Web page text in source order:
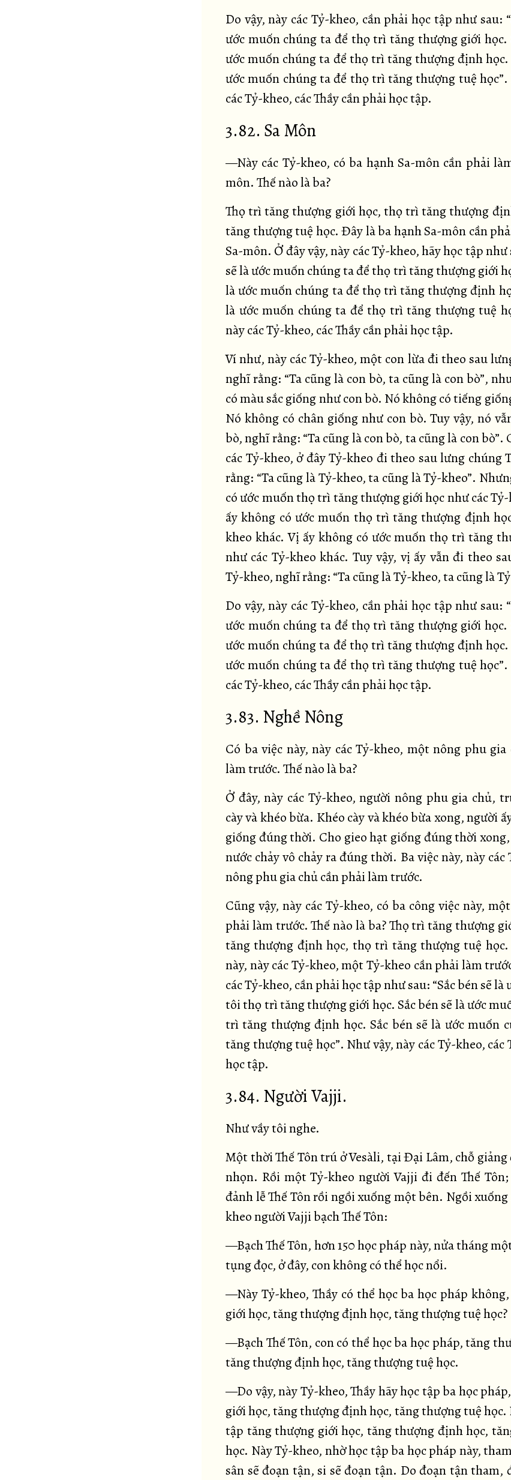
Do vậy, này các Tỷ-kheo, cần phải học tập như sau:
ước muốn chúng ta để thọ trì tăng thượng giới học.
ước muốn chúng ta để thọ trì tăng thượng định học.
ước muốn chúng ta để thọ trì tăng thượng tuệ học”.
các Tỷ-kheo, các Thầy cần phải học tập.
3.82. Sa Môn
—Này các Tỷ-kheo, có ba hạnh Sa-môn cần phải
môn. Thế nào là ba?
Thọ trì tăng thượng giới học, thọ trì tăng thượng
tăng thượng tuệ học. Đây là ba hạnh Sa-môn cần
Sa-môn. Ở đây vậy, này các Tỷ-kheo, hãy học tập như
sẽ là ước muốn chúng ta để thọ trì tăng thượng giới
là ước muốn chúng ta để thọ trì tăng thượng định
là ước muốn chúng ta để thọ trì tăng thượng tuệ
này các Tỷ-kheo, các Thầy cần phải học tập.
Ví như, này các Tỷ-kheo, một con lừa đi theo sau
nghĩ rằng: “Ta cũng là con bò, ta cũng là con bò”,
có màu sắc giống như con bò. Nó không có tiếng
Nó không có chân giống như con bò. Tuy vậy, nó
bò, nghĩ rằng: “Ta cũng là con bò, ta cũng là con bò”.
các Tỷ-kheo, ở đây Tỷ-kheo đi theo sau lưng chúng
rằng: “Ta cũng là Tỷ-kheo, ta cũng là Tỷ-kheo”.
có ước muốn thọ trì tăng thượng giới học như các
ấy không có ước muốn thọ trì tăng thượng định
kheo khác. Vị ấy không có ước muốn thọ trì tăng
như các Tỷ-kheo khác. Tuy vậy, vị ấy vẫn đi theo
Tỷ-kheo, nghĩ rằng: “Ta cũng là Tỷ-kheo, ta cũng là
Do vậy, này các Tỷ-kheo, cần phải học tập như sau:
ước muốn chúng ta để thọ trì tăng thượng giới học.
ước muốn chúng ta để thọ trì tăng thượng định học.
ước muốn chúng ta để thọ trì tăng thượng tuệ học”.
các Tỷ-kheo, các Thầy cần phải học tập.
3.83. Nghề Nông
Có ba việc này, này các Tỷ-kheo, một nông phu
làm trước. Thế nào là ba?
Ở đây, này các Tỷ-kheo, người nông phu gia chủ,
cày và khéo bừa. Khéo cày và khéo bừa xong, người
giống đúng thời. Cho gieo hạt giống đúng thời
nước chảy vô chảy ra đúng thời. Ba việc này, này
nông phu gia chủ cần phải làm trước.
Cũng vậy, này các Tỷ-kheo, có ba công việc này,
phải làm trước. Thế nào là ba? Thọ trì tăng thượng
tăng thượng định học, thọ trì tăng thượng tuệ học.
này, này các Tỷ-kheo, một Tỷ-kheo cần phải làm
các Tỷ-kheo, cần phải học tập như sau: “Sắc bén sẽ là
tôi thọ trì tăng thượng giới học. Sắc bén sẽ là ước
trì tăng thượng định học. Sắc bén sẽ là ước muốn
tăng thượng tuệ học”. Như vậy, này các Tỷ-kheo, các
học tập.
3.84. Người Vajji.
Như vầy tôi nghe.
Một thời Thế Tôn trú ở Vesàli, tại Đại Lâm, chỗ giảng
nhọn. Rồi một Tỷ-kheo người Vajji đi đến Thế
đảnh lễ Thế Tôn rồi ngồi xuống một bên. Ngồi
kheo người Vajji bạch Thế Tôn:
—Bạch Thế Tôn, hơn 150 học pháp này, nửa tháng
tụng đọc, ở đây, con không có thể học nổi.
—Này Tỷ-kheo, Thầy có thể học ba học pháp
giới học, tăng thượng định học, tăng thượng tuệ học?
—Bạch Thế Tôn, con có thể học ba học pháp, tăng
tăng thượng định học, tăng thượng tuệ học.
—Do vậy, này Tỷ-kheo, Thầy hãy học tập ba học
giới học, tăng thượng định học, tăng thượng tuệ học.
tập tăng thượng giới học, tăng thượng định học,
học. Này Tỷ-kheo, nhờ học tập ba học pháp này,
sân sẽ đoạn tận, si sẽ đoạn tận. Do đoạn tận tham,